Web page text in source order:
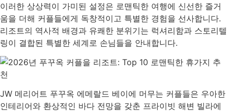
이러한 상상력이 가미된 설정은 로맨틱한 여행에 신선한 즐거
움을 더해 커플들에게 독창적이고 특별한 경험을 선사합니다.
리조트의 역사적 배경과 유쾌한 분위기는 럭셔리함과 스토리텔
링이 결합된 특별한 세계로 손님들을 안내합니다.
JW 메리어트 푸꾸옥 에메랄드 베이에 머무는 커플들은 우아한
인테리어와 환상적인 바다 전망을 갖춘 프라이빗 해변 빌라에